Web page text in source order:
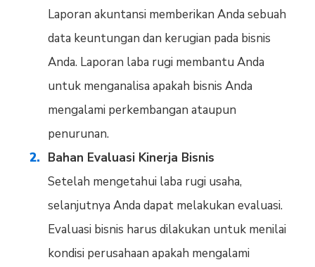
Laporan akuntansi memberikan Anda sebuah
data keuntungan dan kerugian pada bisnis
Anda. Laporan laba rugi membantu Anda
untuk menganalisa apakah bisnis Anda
mengalami perkembangan ataupun
penurunan.
Bahan Evaluasi Kinerja Bisnis
Setelah mengetahui laba rugi usaha,
selanjutnya Anda dapat melakukan evaluasi.
Evaluasi bisnis harus dilakukan untuk menilai
kondisi perusahaan apakah mengalami